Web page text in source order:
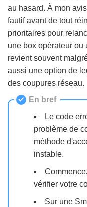
au hasard. À mon
fautif avant de tout
prioritaires pour
une box opérateur
revient souvent
aussi une option de
des coupures réseau.
En bref
Le code
problème de
méthode
instable.
vérifier votre
Sur une